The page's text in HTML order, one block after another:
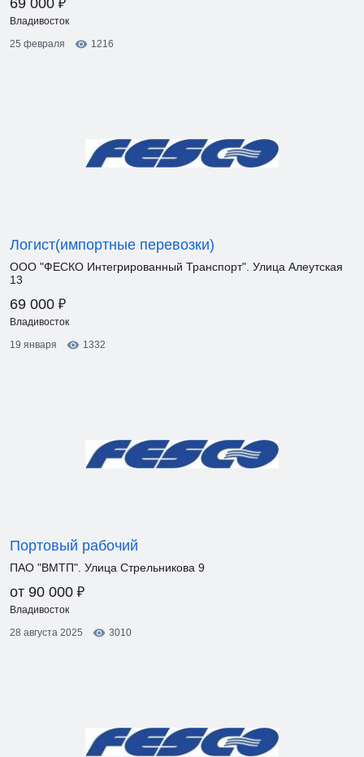
69 000
Владивосток
25 февраля
1216
Логист(импортные перевозки)
ООО "ФЕСКО Интегрированный Транспорт". Улица Алеутская
13
69 000 ₽
Владивосток
19 января
1332
Портовый рабочий
ПАО "ВМТП". Улица Стрельникова 9
от 90 000 ₽
Владивосток
28 августа 2025
3010